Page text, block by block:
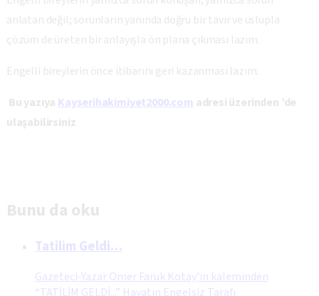
anlatan değil; sorunların yanında doğru bir tavır ve üslupla
çözüm de üreten bir anlayışla ön plana çıkması lazım.
Engelli bireylerin önce itibarını geri kazanması lazım.
Bu yazıya Kayserihakimiyet2000.com adresi üzerinden ’de
ulaşabilirsiniz
Bunu da oku
Tatilim Geldi…
Gazeteci-Yazar Ömer Faruk Kotay’ın kaleminden
“TATİLİM GELDİ...” Hayatın Engelsiz Tarafı